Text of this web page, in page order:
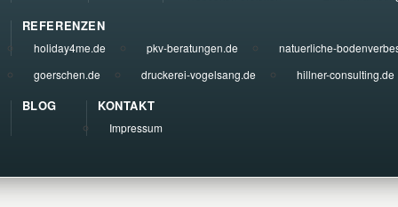
REFERENZEN
holiday4me.de pkv-beratungen.de
natuerliche-
goerschen.de
druckerei-vogelsang.de hillner-consulting.de
BLOG KONTAKT
Impressum